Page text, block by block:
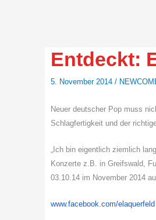
Entdeckt:
5. November 2014 /
Neuer deutscher Pop muss
Schlagfertigkeit und der
„Ich bin eigentlich ziemlich
Konzerte z.B. in Greifswald,
03.10.14 im November 2014
www.facebook.com/elaquerfeld